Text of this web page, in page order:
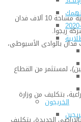
الخريجون
دراسة الجدوى المالية لمشروع استصلاح وتنمية مساحة 10 آلاف فدان
ريجوا.
فدان بالوادى الأسيوطى،
لمستثمر من القطاع
بتكليف من وزارة